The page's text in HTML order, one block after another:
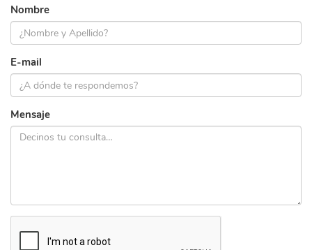
Nombre
E-mail
Mensaje